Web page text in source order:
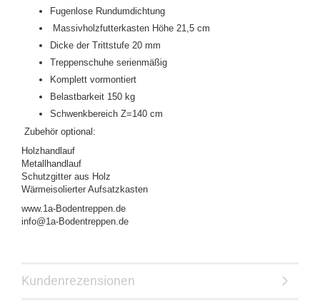
Fugenlose Rundumdichtung
Massivholzfutterkasten Höhe 21,5 cm
Dicke der Trittstufe 20 mm
Treppenschuhe serienmäßig
Komplett vormontiert
Belastbarkeit 150 kg
Schwenkbereich Z=140 cm
Zubehör optional:
Holzhandlauf
Metallhandlauf
Schutzgitter aus Holz
Wärmeisolierter Aufsatzkasten
www.1a-Bodentreppen.de
info@1a-Bodentreppen.de
Kundenrezensionen